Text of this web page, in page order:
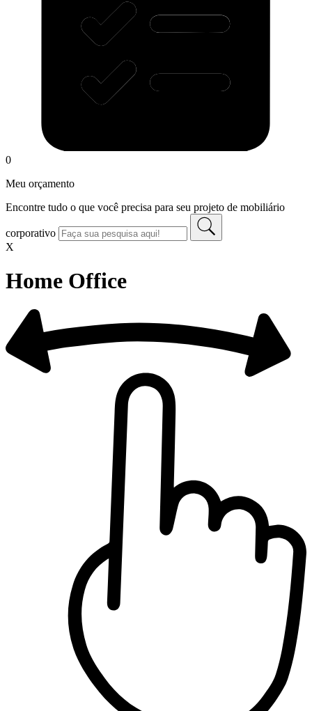
0
Meu orçamento
Encontre tudo o que você precisa para seu projeto de mobiliário
corporativo
X
Home Office